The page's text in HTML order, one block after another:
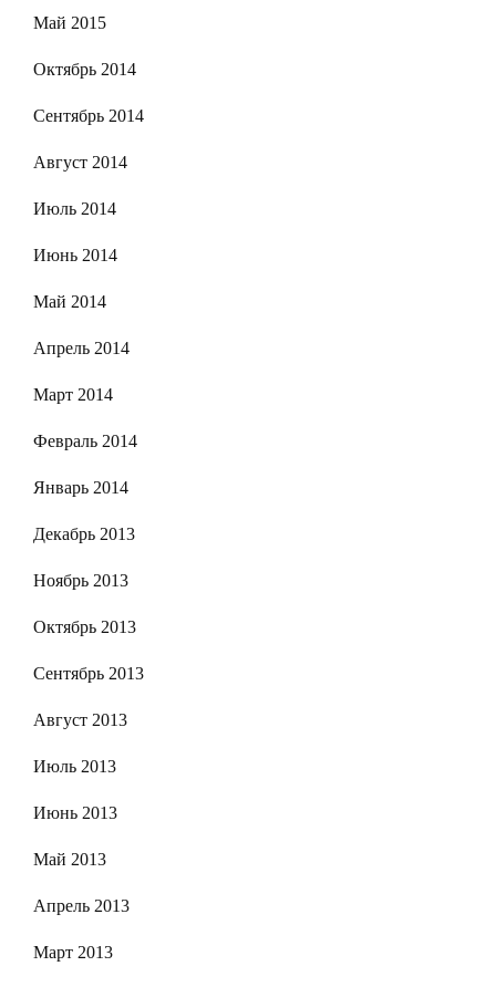
Май 2015
Октябрь 2014
Сентябрь 2014
Август 2014
Июль 2014
Июнь 2014
Май 2014
Апрель 2014
Март 2014
Февраль 2014
Январь 2014
Декабрь 2013
Ноябрь 2013
Октябрь 2013
Сентябрь 2013
Август 2013
Июль 2013
Июнь 2013
Май 2013
Апрель 2013
Март 2013